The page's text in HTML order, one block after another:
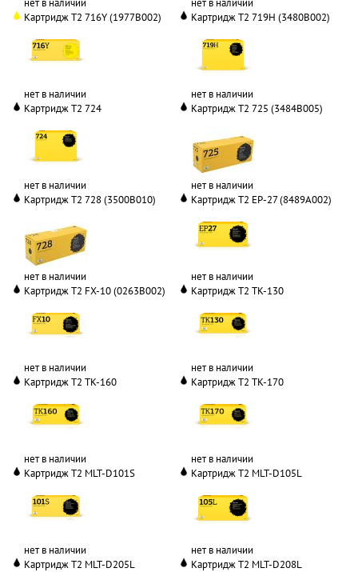
нет в наличии
нет в наличии
Картридж T2 716Y (1977B002)
нет в наличии
Картридж T2 719H (3480B002)
нет в наличии
Картридж T2 724
нет в наличии
Картридж T2 725 (3484B005)
нет в наличии
Картридж T2 728 (3500B010)
нет в наличии
Картридж T2 EP-27 (8489A002)
нет в наличии
Картридж T2 FX-10 (0263B002)
нет в наличии
Картридж T2 TK-130
нет в наличии
Картридж T2 TK-160
нет в наличии
Картридж T2 TK-170
нет в наличии
Картридж T2 MLT-D101S
нет в наличии
Картридж T2 MLT-D105L
нет в наличии
Картридж T2 MLT-D205L
Картридж T2 MLT-D208L